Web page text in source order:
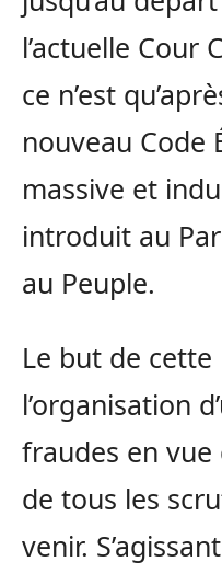
l’actuelle Cour
ce n’est
nouveau Code
massive et
introduit au
au Peuple.
Le but de
l’organisation
fraudes en
de tous les
venir.